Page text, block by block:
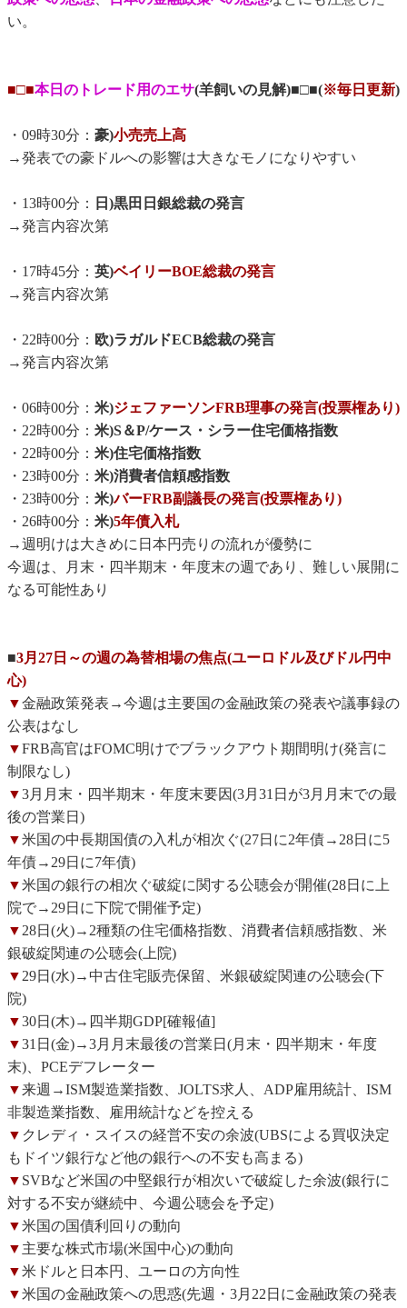
い。
■□■本日のトレード用のエサ(羊飼いの見解)■□■(※毎日更新)
・09時30分： 豪)小売売上高
→発表での豪ドルへの影響は大きなモノになりやすい
・13時00分：
日)黒田日銀総裁の発言
→発言内容次第
・17時45分： 英)ベイリーBOE総裁の発言
→発言内容次第
・22時00分： 欧)ラガルドECB総裁の発言
→発言内容次第
・06時00分： 米)ジェファーソンFRB理事の発言(投票権あり)
・22時00分： 米)S＆P/ケース・シラー住宅価格指数
・22時00分： 米)住宅価格指数
・23時00分： 米)消費者信頼感指数
・23時00分： 米)バーFRB副議長の発言(投票権あり)
・26時00分： 米)5年債入札
→週明けは大きめに日本円売りの流れが優勢に
今週は、月末・四半期末・年度末の週であり、難しい展開に
なる可能性あり
■3月27日～の週の為替相場の焦点(ユーロドル及びドル円中
心)
▼金融政策発表→今週は主要国の金融政策の発表や議事録の
公表はなし
▼FRB高官はFOMC明けでブラックアウト期間明け(発言に
制限なし)
▼3月月末・四半期末・年度末要因(3月31日が3月月末での最
後の営業日)
▼米国の中長期国債の入札が相次ぐ(27日に2年債→28日に5
年債→29日に7年債)
▼米国の銀行の相次ぐ破綻に関する公聴会が開催(28日に上
院で→29日に下院で開催予定)
▼28日(火)→2種類の住宅価格指数、消費者信頼感指数、米
銀破綻関連の公聴会(上院)
▼29日(水)→中古住宅販売保留、米銀破綻関連の公聴会(下
院)
▼30日(木)→四半期GDP[確報値]
▼31日(金)→3月月末最後の営業日(月末・四半期末・年度
末)、PCEデフレーター
▼来週→ISM製造業指数、JOLTS求人、ADP雇用統計、ISM
非製造業指数、雇用統計などを控える
▼ クレディ・スイスの経営不安の余波(UBSによる買収決定
もドイツ銀行など他の銀行への不安も高まる)
▼ SVBなど米国の中堅銀行が相次いで破綻した余波(銀行に
対する不安が継続中、今週公聴会を予定)
▼米国の国債利回りの動向
▼ 主要な株式市場(米国中心)の動向
▼米ドルと日本円、ユーロの方向性
▼米国の金融政策への思惑(先週・3月22日に金融政策の発表